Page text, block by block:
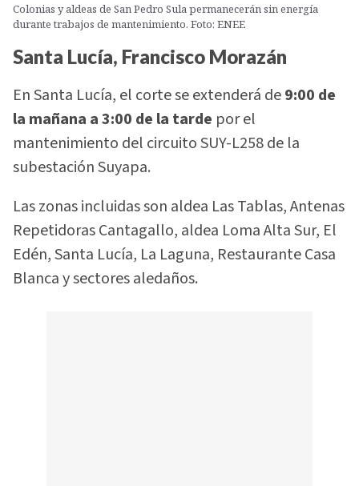
Colonias y aldeas de San Pedro Sula permanecerán sin energía
durante trabajos de mantenimiento. Foto: ENEE
Santa Lucía, Francisco Morazán
En Santa Lucía, el corte se extenderá de9:00 de
la mañana a 3:00 de la tarde por el
mantenimiento del circuito SUY-L258 de la
subestación Suyapa.
Las zonas incluidas son aldea Las Tablas, Antenas
Repetidoras Cantagallo, aldea Loma Alta Sur, El
Edén, Santa Lucía, La Laguna, Restaurante Casa
Blanca y sectores aledaños.